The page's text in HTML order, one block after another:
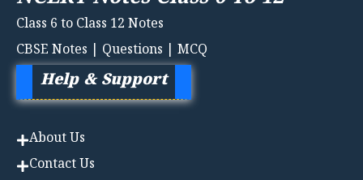
Class 6 to Class 12 Notes
CBSE Notes | Questions | MCQ
Help & Support
About Us
Contact Us